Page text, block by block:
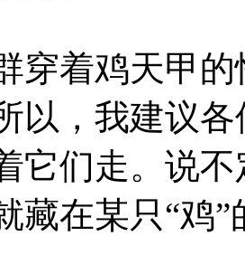
穿着鸡天甲
以，我建议
它们走。说
藏在某只“鸡”